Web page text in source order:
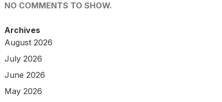
NO COMMENTS TO SHOW.
Archives
August 2026
July 2026
June 2026
May 2026